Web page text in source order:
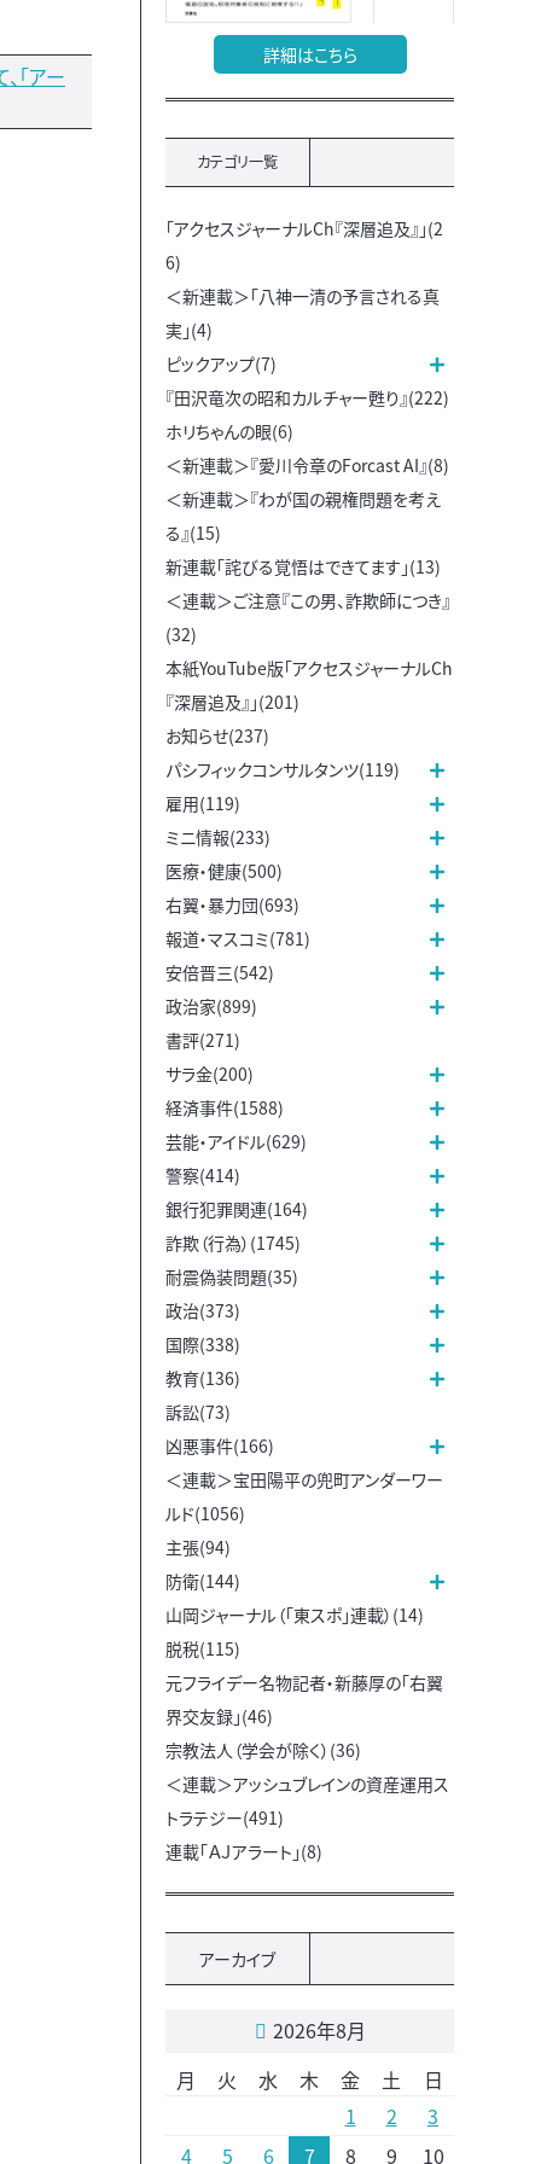
「アー
詳細はこちら
カテゴリ一覧
「アクセスジャーナルCh『深層追及』」(2
6)
＜新連載＞「八神一清の予言される真
実」(4)
ピックアップ(7)
『田沢竜次の昭和カルチャー甦り』(222)
ホリちゃんの眼(6)
＜新連載＞『愛川令章のForcast AI』(8)
＜新連載＞『わが国の親権問題を考え
る』(15)
新連載「詫びる覚悟はできてます」(13)
＜連載＞ご注意『この男、詐欺師につき』
(32)
本紙YouTube版「アクセスジャーナルCh
『深層追及』」(201)
お知らせ(237)
パシフィックコンサルタンツ(119)
雇用(119)
ミニ情報(233)
医療・健康(500)
右翼・暴力団(693)
報道・マスコミ(781)
安倍晋三(542)
政治家(899)
書評(271)
サラ金(200)
経済事件(1588)
芸能・アイドル(629)
警察(414)
銀行犯罪関連(164)
詐欺（行為）(1745)
耐震偽装問題(35)
政治(373)
国際(338)
教育(136)
訴訟(73)
凶悪事件(166)
＜連載＞宝田陽平の兜町アンダーワー
ルド(1056)
主張(94)
防衛(144)
山岡ジャーナル（「東スポ」連載）(14)
脱税(115)
元フライデー名物記者・新藤厚の「右翼
界交友録」(46)
宗教法人（学会が除く）(36)
＜連載＞アッシュブレインの資産運用ス
トラテジー(491)
連載「ＡＪアラート」(8)
アーカイブ
2026年8月
月
火 水 木 金 土
日
1
2
3
4
5 6 7 8 9 10